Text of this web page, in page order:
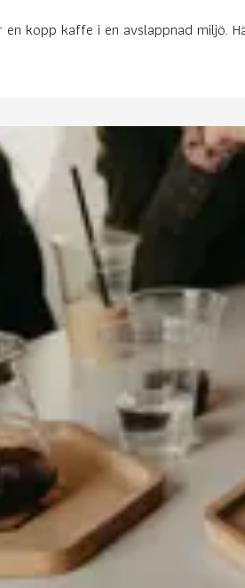
kopp kaffe i en avslappnad miljö.